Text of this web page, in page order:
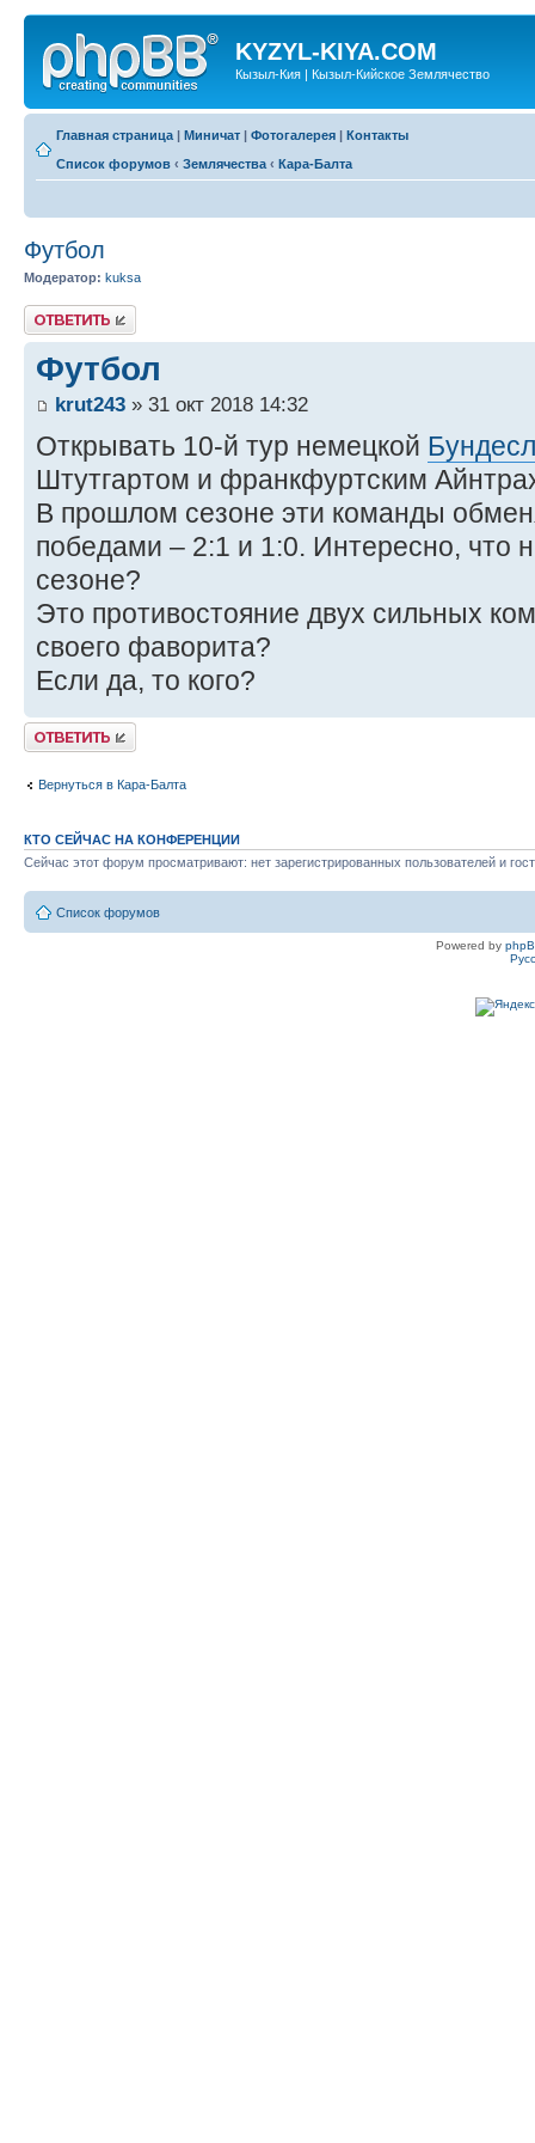
KYZYL-KIYA.COM
Кызыл-Кия | Кызыл-Кийское Землячество
Главная страница | Миничат | Фотогалерея | Контакты
Список форумов ‹ Землячества ‹ Кара-Балта
Футбол
Модератор: kuksa
Ответить
Футбол
krut243 » 31 окт 2018 14:32
Открывать 10-й тур немецкой
Штутгартом и франкфуртским
В прошлом сезоне эти команды
победами – 2:1 и 1:0. Интересно, что
сезоне?
Это противостояние двух сильных
своего фаворита?
Если да, то кого?
Ответить
Вернуться в Кара-Балта
КТО СЕЙЧАС НА КОНФЕРЕНЦИИ
Сейчас этот форум просматривают: нет зарегистрированных пользователей и
Список форумов
Powered by